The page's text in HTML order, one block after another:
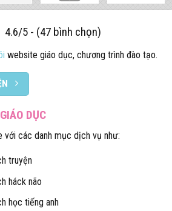
4.6/5 - (47 bình chọn)
website giáo dục, chương trình đào tạo.
DỤC
các danh mục dịch vụ như:
truyện
háck não
học tiếng anh